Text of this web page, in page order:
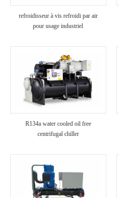
refroidisseur à vis refroidi par air
pour usage industriel
R134a water cooled oil free
centrifugal chiller